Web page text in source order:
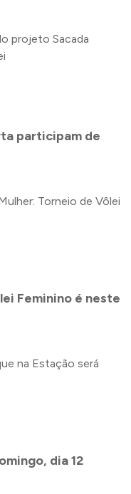
participam de
Feminino é neste
dia 12